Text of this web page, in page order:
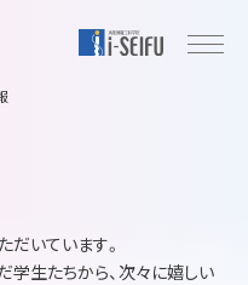
いています。
学生たちから、次々に嬉しい